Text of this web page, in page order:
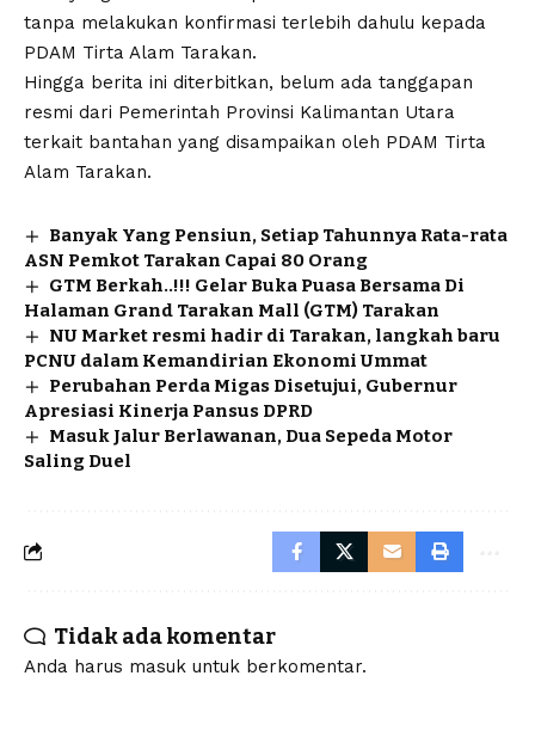
tanpa melakukan konfirmasi terlebih dahulu kepada
PDAM Tirta Alam Tarakan.
Hingga berita ini diterbitkan, belum ada tanggapan
resmi dari Pemerintah Provinsi Kalimantan Utara
terkait bantahan yang disampaikan oleh PDAM Tirta
Alam Tarakan.
Banyak Yang Pensiun, Setiap Tahunnya Rata-rata
ASN Pemkot Tarakan Capai 80 Orang
GTM Berkah..!!! Gelar Buka Puasa Bersama Di
Halaman Grand Tarakan Mall (GTM) Tarakan
NU Market resmi hadir di Tarakan, langkah baru
PCNU dalam Kemandirian Ekonomi Ummat
Perubahan Perda Migas Disetujui, Gubernur
Apresiasi Kinerja Pansus DPRD
Masuk Jalur Berlawanan, Dua Sepeda Motor
Saling Duel
Tidak ada komentar
Anda harus masuk untuk berkomentar.